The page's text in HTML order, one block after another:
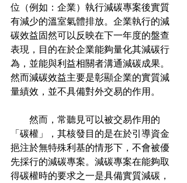
位（例如：企業）執行減碳專案後實質
有減少的溫室氣體排放。企業執行的減
碳效益固然可以反映在下一年度的盤查
表現，目的在於企業能夠量化其減碳行
為，並能與利益相關者溝通減碳成果。
然而減碳效益主要是彰顯企業的實質減
量績效，並不具備對外交易的作用。
然而，常聽見可以被交易作用的
「碳權」，其核發目的是在於引導資金
挹注於無特殊利基的情形下，不會被優
先採行的減碳專案。 減碳專案在能夠取
得碳權時的要求之一是具備實質減碳，